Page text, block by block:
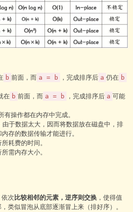
b 前面，而 a = b ，完成排序后 a 仍在 b
在 b 前面，而 a = b ，完成排序后 a 可能
有操作都在内存中完成。
由于数据太大，因而将数据放在磁盘中，排
存的数据传输才能进行。
耗费的时间。
需内存大小。
次比较相邻的元素，逆序则交换 ，使得值
类似冒泡从底部逐渐冒上来（排好序）。